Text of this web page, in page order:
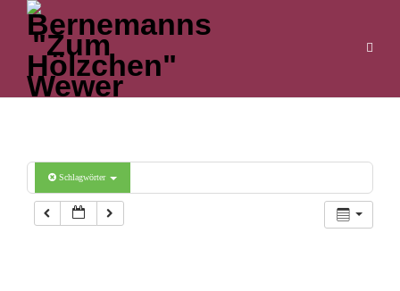
Schlagwörter